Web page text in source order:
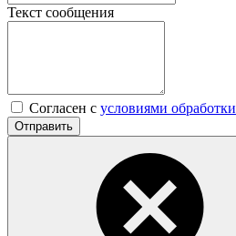
Текст сообщения
Согласен с условиями обработки
Отправить